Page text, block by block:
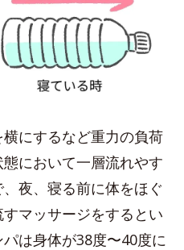
横にするなど重力の負荷
において一層流れやす
夜、寝る前に体をほぐ
すマッサージをするとい
は身体が38度〜40度に